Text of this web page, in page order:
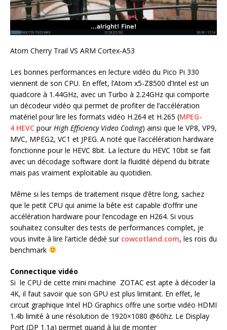
Atom Cherry Trail VS ARM Cortex-A53
Les bonnes performances en lecture vidéo du Pico Pi 330
viennent de son CPU. En effet, l’Atom x5-Z8500 d’Intel est un
quadcore à 1.44GHz, avec un Turbo à 2.24GHz qui comporte
un décodeur vidéo qui permet de profiter de l’accélération
matériel pour lire les formats vidéo H.264 et H.265 (MPEG-
4 HEVC pour High Efficiency Video Coding) ainsi que le VP8, VP9,
MVC, MPEG2, VC1 et JPEG. A noté que l’accélération hardware
fonctionne pour le HEVC 8bit. La lecture du HEVC 10bit se fait
avec un décodage software dont la fluidité dépend du bitrate
mais pas vraiment exploitable au quotidien.
Même si les temps de traitement risque d’être long, sachez
que le petit CPU qui anime la bête est capable d’offrir une
accélération hardware pour l’encodage en H264. Si vous
souhaitez consulter des tests de performances complet, je
vous invite à lire l’article dédié sur cowcotland.com, les rois du
benchmark
Connectique vidéo
Si le CPU de cette mini machine ZOTAC est apte à décoder la
4K, il faut savoir que son GPU est plus limitant. En effet, le
circuit graphique Intel HD Graphics offre une sortie vidéo HDMI
1.4b limité à une résolution de 1920×1080 @60hz. Le Display
Port (DP 1.1a) permet quand à lui de monter